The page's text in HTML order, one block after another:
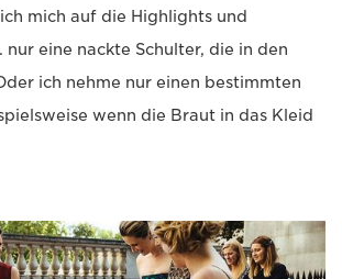
mich auf die Highlights und
eine nackte Schulter, die in den
ich nehme nur einen bestimmten
wenn die Braut in das Kleid